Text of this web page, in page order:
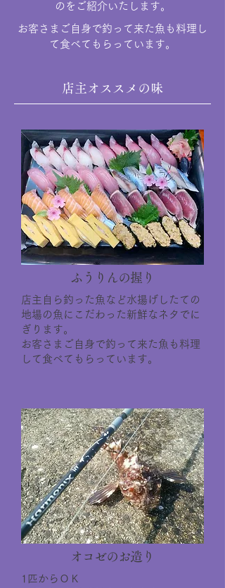
のをご紹介いたします。
お客さまご自身で釣って来た魚も料理し
て食べてもらっています。
店主オススメの味
ふうりんの握り
店主自ら釣った魚など水揚げしたての
地場の魚にこだわった新鮮なネタでに
ぎります。
お客さまご自身で釣って来た魚も料理
して食べてもらっています。
オコゼのお造り
1匹からＯＫ